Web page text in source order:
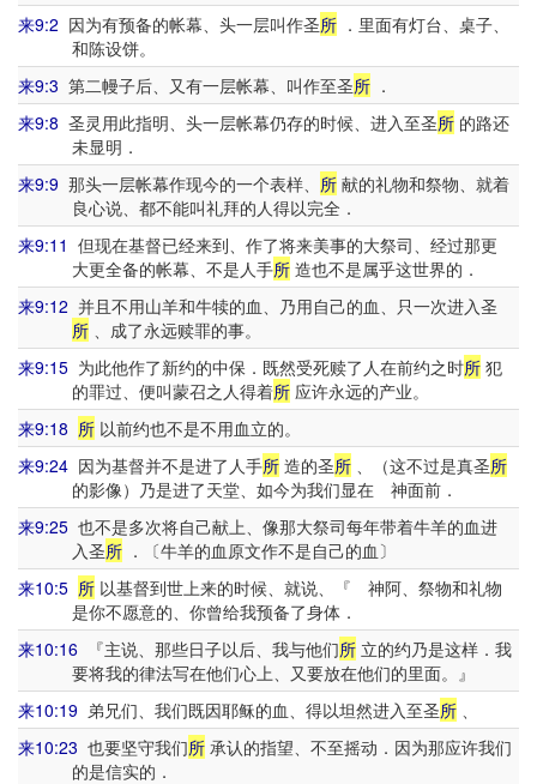
来9:2 因为有预备的帐幕、头一层叫作圣所 ．里面有灯台、桌子、
和陈设饼。
来9:3 第二幔子后、又有一层帐幕、叫作至圣所 ．
来9:8 圣灵用此指明、头一层帐幕仍存的时候、进入至圣所 的路还
未显明．
来9:9 那头一层帐幕作现今的一个表样、 所 献的礼物和祭物、就着
良心说、都不能叫礼拜的人得以完全．
来9:11 但现在基督已经来到、作了将来美事的大祭司、经过那更
大更全备的帐幕、不是人手所造也不是属乎这世界的．
来9:12 并且不用山羊和牛犊的血、乃用自己的血、只一次进入圣
所、成了永远赎罪的事。
来9:15 为此他作了新约的中保．既然受死赎了人在前约之时所 犯
的罪过、便叫蒙召之人得着所应许永远的产业。
来9:18 所 以前约也不是不用血立的。
来9:24 因为基督并不是进了人手所 造的圣所 、（这不过是真圣所
的影像）乃是进了天堂、如今为我们显在 神面前．
来9:25 也不是多次将自己献上、像那大祭司每年带着牛羊的血进
入圣所．〔牛羊的血原文作不是自己的血〕
来10:5 所 以基督到世上来的时候、就说、『 神阿、祭物和礼物
是你不愿意的、你曾给我预备了身体．
来10:16 『主说、那些日子以后、我与他们所 立的约乃是这样．我
要将我的律法写在他们心上、又要放在他们的里面。』
来10:19 弟兄们、我们既因耶稣的血、得以坦然进入至圣所 、
来10:23 也要坚守我们所 承认的指望、不至摇动．因为那应许我们
的是信实的．